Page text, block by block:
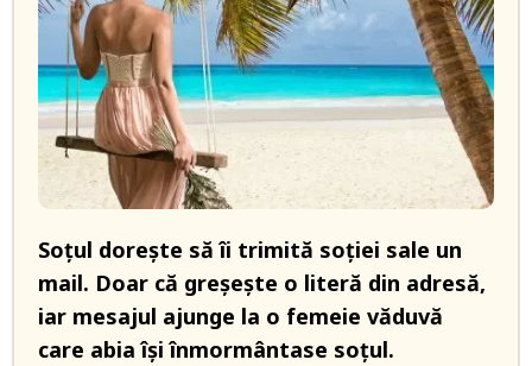
Soțul dorește să îi trimită soției sale un
mail. Doar că greșește o literă din adresă,
iar mesajul ajunge la o femeie văduvă
care abia își înmormântase soțul.